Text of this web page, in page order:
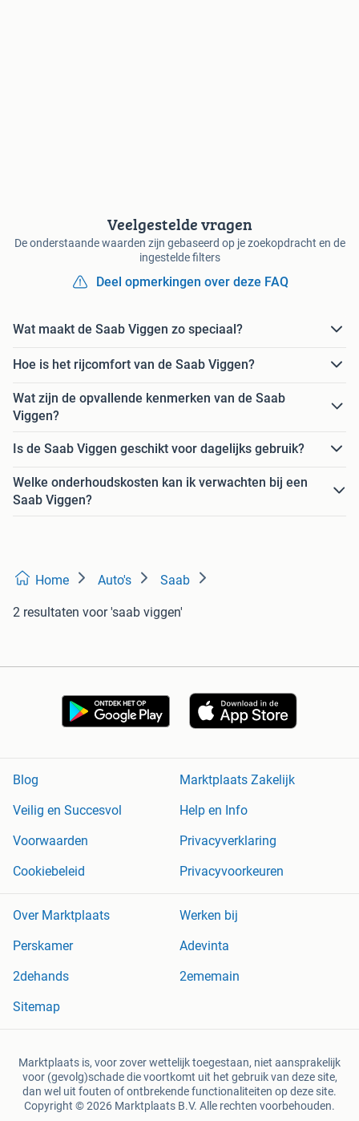
Veelgestelde vragen
De onderstaande waarden zijn gebaseerd op je zoekopdracht en de
ingestelde filters
Deel opmerkingen over deze FAQ
Wat maakt de Saab Viggen zo speciaal?
Hoe is het rijcomfort van de Saab Viggen?
Wat zijn de opvallende kenmerken van de Saab
Viggen?
Is de Saab Viggen geschikt voor dagelijks gebruik?
Welke onderhoudskosten kan ik verwachten bij een
Saab Viggen?
Home Auto's Saab
2 resultaten voor 'saab viggen'
Blog
Marktplaats Zakelijk
Veilig en Succesvol
Help en Info
Voorwaarden
Privacyverklaring
Cookiebeleid
Privacyvoorkeuren
Over Marktplaats
Werken bij
Perskamer
Adevinta
2dehands
2ememain
Sitemap
Marktplaats is, voor zover wettelijk toegestaan, niet aansprakelijk
voor (gevolg)schade die voortkomt uit het gebruik van deze site,
dan wel uit fouten of ontbrekende functionaliteiten op deze site.
Copyright © 2026 Marktplaats B.V. Alle rechten voorbehouden.